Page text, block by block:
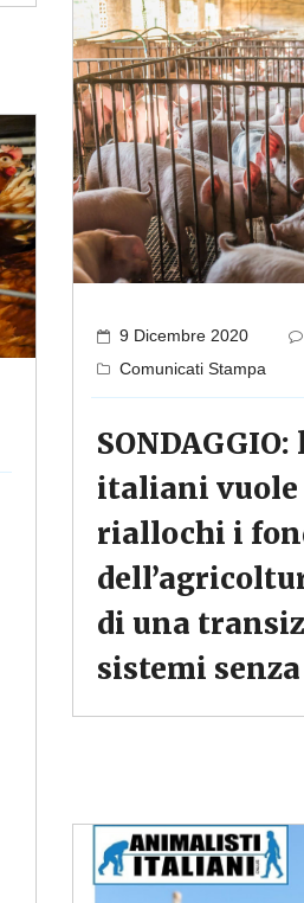
9 Dicembre 2020
Comunicati Stampa
SONDAGGIO:
italiani vuole
riallochi i
di una
sistemi